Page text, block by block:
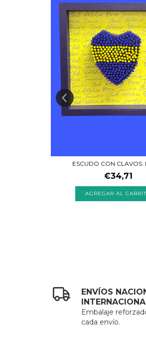
ESCUDO CON CLAVOS:
€34,71
ENVÍOS
Embalaje
cada envío.